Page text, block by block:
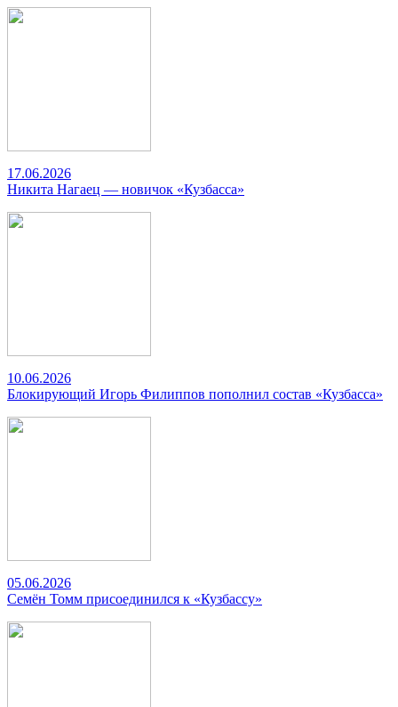
17.06.2026
Никита Нагаец — новичок «Кузбасса»
10.06.2026
Блокирующий Игорь Филиппов пополнил состав «Кузбасса»
05.06.2026
Семён Томм присоединился к «Кузбассу»